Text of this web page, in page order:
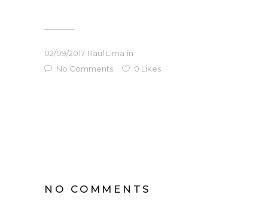
02/09/2017 Raul Lima in
No Comments
0 Likes
NO COMMENTS